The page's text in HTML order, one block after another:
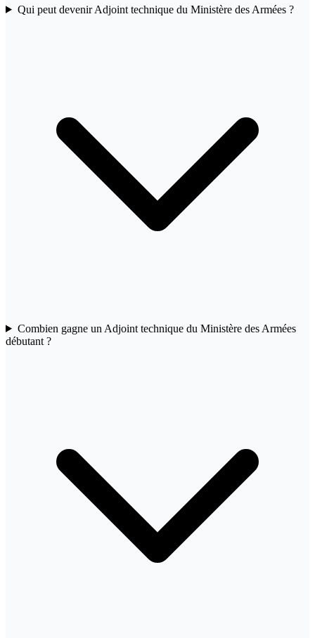
Qui peut devenir Adjoint technique du Ministère des Armées ?
Combien gagne un Adjoint technique du Ministère des Armées
débutant ?